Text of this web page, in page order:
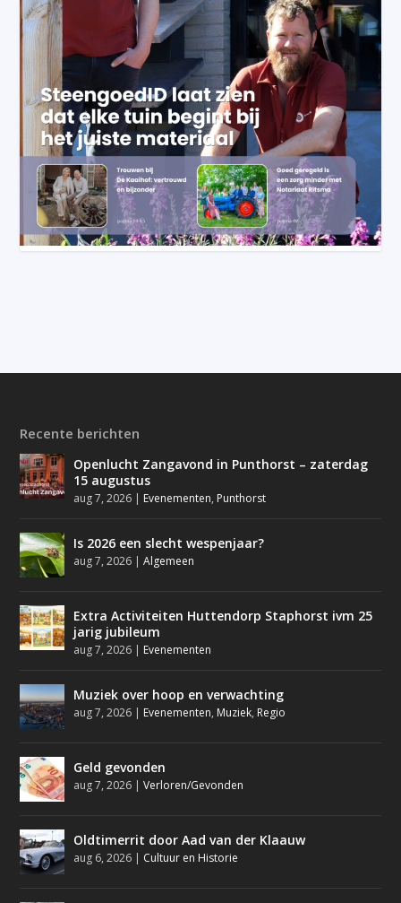
Recente berichten
Openlucht Zangavond in Punthorst – zaterdag
15 augustus
aug 7, 2026 | Evenementen, Punthorst
Is 2026 een slecht wespenjaar?
aug 7, 2026 |Algemeen
Extra Activiteiten Huttendorp Staphorst ivm 25
jarig jubileum
aug 7, 2026 | Evenementen
Muziek over hoop en verwachting
aug 7, 2026 | Evenementen, Muziek, Regio
Geld gevonden
aug 7, 2026 |Verloren/Gevonden
Oldtimerrit door Aad van der Klaauw
aug 6, 2026 | Cultuur en Historie